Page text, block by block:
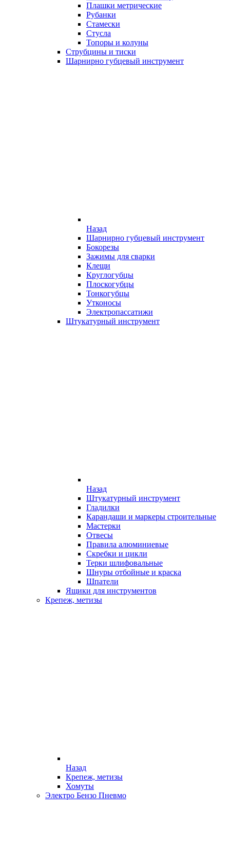
Плашки метрические
Рубанки
Стамески
Стусла
Топоры и колуны
Струбцины и тиски
Шарнирно губцевый инструмент
Назад
Шарнирно губцевый инструмент
Бокорезы
Зажимы для сварки
Клещи
Круглогубцы
Плоскогубцы
Тонкогубцы
Утконосы
Электропассатижи
Штукатурный инструмент
Назад
Штукатурный инструмент
Гладилки
Карандаши и маркеры строительные
Мастерки
Отвесы
Правила алюминиевые
Скребки и цикли
Терки шлифовальные
Шнуры отбойные и краска
Шпатели
Ящики для инструментов
Крепеж, метизы
Назад
Крепеж, метизы
Хомуты
Электро Бензо Пневмо